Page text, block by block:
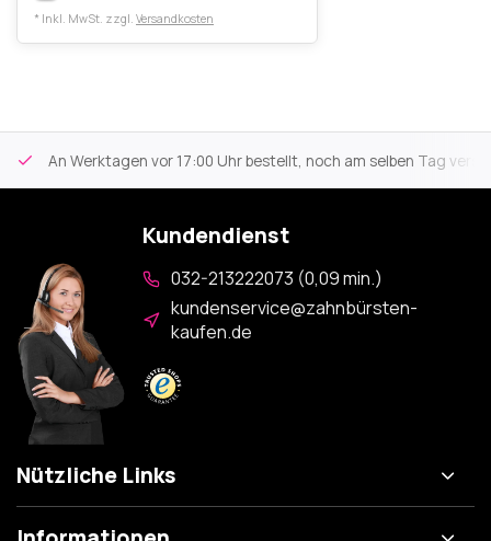
* Inkl. MwSt. zzgl. Versandkosten
An Werktagen vor 17:00 Uhr bestellt, noch am selben Tag
Kundendienst
032-213222073 (0,09 min.)
kundenservice@zahnbürsten-
kaufen.de
Nützliche Links